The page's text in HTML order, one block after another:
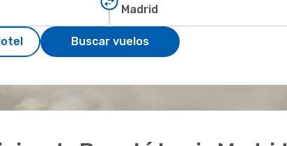
Buscar vuelos